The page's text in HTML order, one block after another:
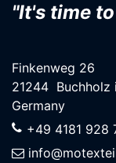
"It's time
Finkenweg 26
21244 Buchholz
Germany
+49 4181 928